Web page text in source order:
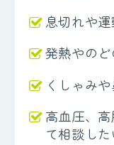
息切れや
発熱やの
くしゃみ
高血圧、
て相談した